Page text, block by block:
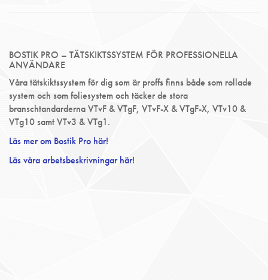
BOSTIK PRO – TÄTSKIKTSSYSTEM FÖR PROFESSIONELLA
ANVÄNDARE
Våra tätskiktssystem för dig som är proffs finns både som rollade
system och som foliesystem och täcker de stora
branschtandarderna VTvF & VTgF, VTvF-X & VTgF-X, VTv10 &
VTg10 samt VTv3 & VTg1.
Läs mer om Bostik Pro här!
Läs våra arbetsbeskrivningar här!